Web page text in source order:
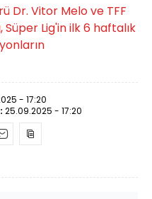
Dr. Vitor Melo ve TFF
Lig'in ilk 6 haftalık
- 17:20
25.09.2025 - 17:20